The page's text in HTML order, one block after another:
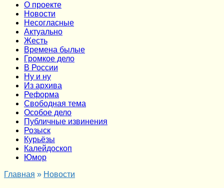
О проекте
Новости
Несогласные
Актуально
Жесть
Времена былые
Громкое дело
В России
Ну и ну
Из архива
Реформа
Cвободная тема
Особое дело
Публичные извинения
Розыск
Курьёзы
Калейдоскоп
Юмор
Главная » Новости